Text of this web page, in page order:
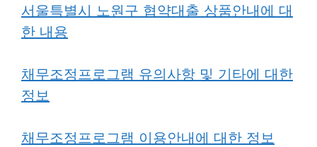
서울특별시 노원구 협약대출 상품안내에 대
한 내용
채무조정프로그램 유의사항 및 기타에 대한
정보
채무조정프로그램 이용안내에 대한 정보